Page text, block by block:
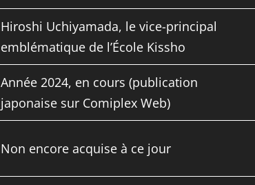
Hiroshi Uchiyamada, le vice-principal
emblématique de l’École Kissho
Année 2024, en cours (publication
japonaise sur Comiplex Web)
Non encore acquise à ce jour